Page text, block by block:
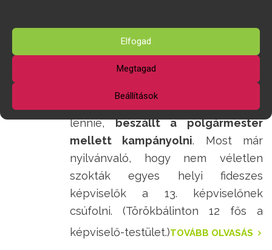
Elfogad
Megtagad
Beállítások
PEDIG PÁRTATLANNAK KELLENE
Május 22-én megjelent egy eddig
példátlan kiadvány Törökbálinton
, akinek függetlennek kell
lennie,beszállt a polgár­mester
mellett kampányolni. Most már
nyilvánvaló, hogy nem véletlen
szokták egyes helyi fideszes
képviselők a 13. képviselőnek
csúfolni. (Törökbálinton 12 fős a
képviselő-­testület.)TOVÁBB OLVASÁS